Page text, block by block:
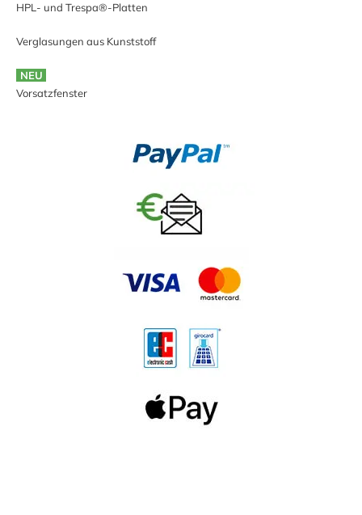
HPL- und Trespa®-Platten
Verglasungen aus Kunststoff
NEU
Vorsatzfenster